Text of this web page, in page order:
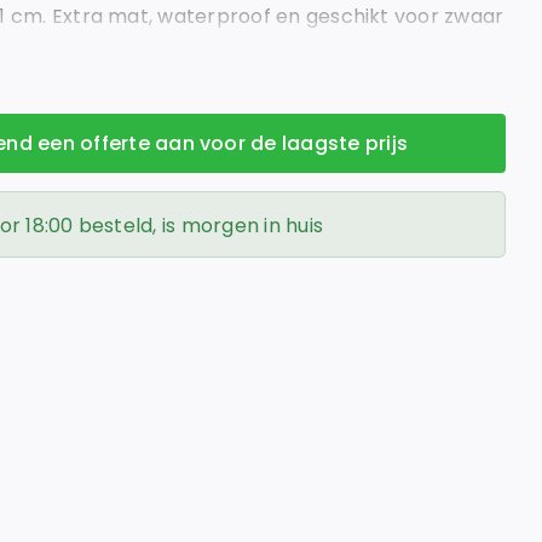
cm. Extra mat, waterproof en geschikt voor zwaar
een offerte aan voor de laagste prijs
18:00 besteld, is morgen in huis